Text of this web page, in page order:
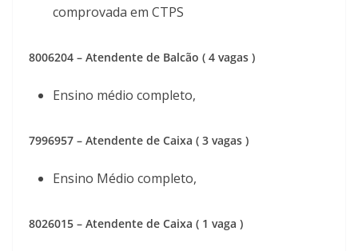
comprovada em CTPS
8006204 – Atendente de Balcão ( 4 vagas )
Ensino médio completo,
7996957 – Atendente de Caixa ( 3 vagas )
Ensino Médio completo,
8026015 – Atendente de Caixa ( 1 vaga )